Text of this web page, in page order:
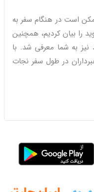
است در هنگام سفر به
را بیان کردیم، همچنین
نیز به شما معرفی شد. با
در طول سفر نجات